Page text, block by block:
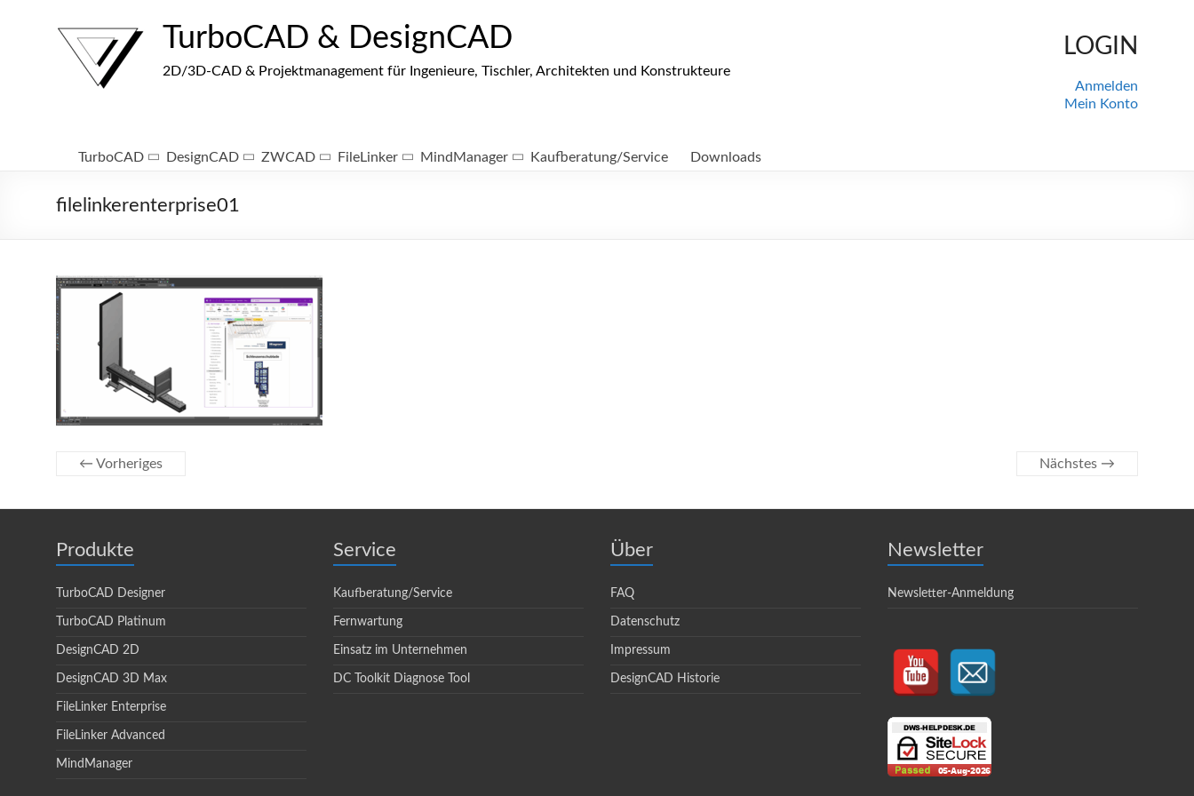
TurboCAD & DesignCAD
2D/3D-CAD & Projektmanagement für Ingenieure, Tischler, Architekten und Konstrukteure
LOGIN
Anmelden
Mein Konto
TurboCAD DesignCAD ZWCAD FileLinker MindManager Kaufberatung/Service Downloads
filelinkerenterprise01
← Vorheriges Nächstes →
Produkte
TurboCAD Designer
TurboCAD Platinum
DesignCAD 2D
DesignCAD 3D Max
FileLinker Enterprise
FileLinker Advanced
MindManager
Service
Kaufberatung/Service
Fernwartung
Einsatz im Unternehmen
DC Toolkit Diagnose Tool
Über
FAQ
Datenschutz
Impressum
DesignCAD Historie
Newsletter
Newsletter-Anmeldung